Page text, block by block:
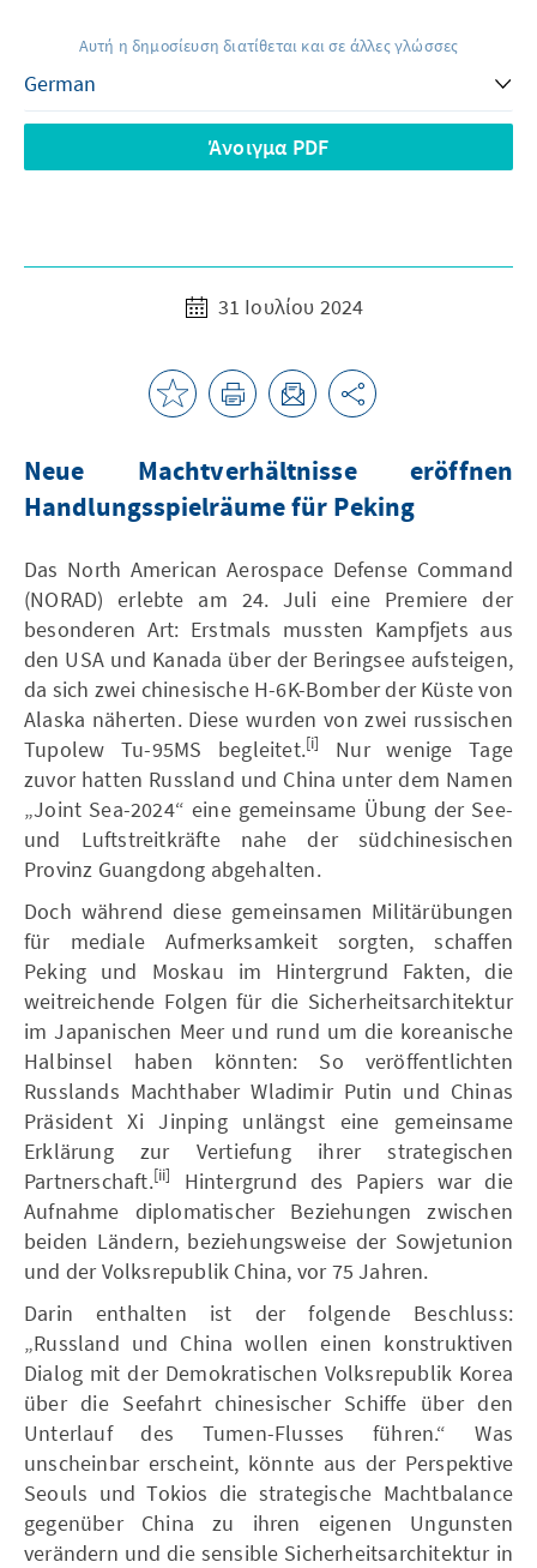
Αυτή η δημοσίευση διατίθεται και σε άλλες γλώσσες
Άνοιγμα PDF
31 Ιουλίου 2024
Neue Machtverhältnisse eröffnen
Handlungsspielräume für Peking
Das North American Aerospace Defense Command
(NORAD) erlebte am 24. Juli eine Premiere der
besonderen Art: Erstmals mussten Kampfjets aus
den USA und Kanada über der Beringsee aufsteigen,
da sich zwei chinesische H-6K-Bomber der Küste von
Alaska näherten. Diese wurden von zwei russischen
Tupolew Tu-95MS begleitet.[i]
Nur wenige Tage
zuvor hatten Russland und China unter dem Namen
„Joint Sea-2024“ eine gemeinsame Übung der See-
und Luftstreitkräfte nahe der südchinesischen
Provinz Guangdong abgehalten.
Doch während diese gemeinsamen Militärübungen
für mediale Aufmerksamkeit sorgten, schaffen
Peking und Moskau im Hintergrund Fakten, die
weitreichende Folgen für die Sicherheitsarchitektur
im Japanischen Meer und rund um die koreanische
Halbinsel haben könnten: So veröffentlichten
Russlands Machthaber Wladimir Putin und Chinas
Präsident Xi Jinping unlängst eine gemeinsame
Erklärung zur Vertiefung ihrer strategischen
Partnerschaft.[ii]
Hintergrund des Papiers war die
Aufnahme diplomatischer Beziehungen zwischen
beiden Ländern, beziehungsweise der Sowjetunion
und der Volksrepublik China, vor 75 Jahren.
Darin enthalten ist der folgende Beschluss:
„Russland und China wollen einen konstruktiven
Dialog mit der Demokratischen Volksrepublik Korea
über die Seefahrt chinesischer Schiffe über den
Unterlauf des Tumen-Flusses führen.“ Was
unscheinbar erscheint, könnte aus der Perspektive
Seouls und Tokios die strategische Machtbalance
gegenüber China zu ihren eigenen Ungunsten
verändern und die sensible Sicherheitsarchitektur in